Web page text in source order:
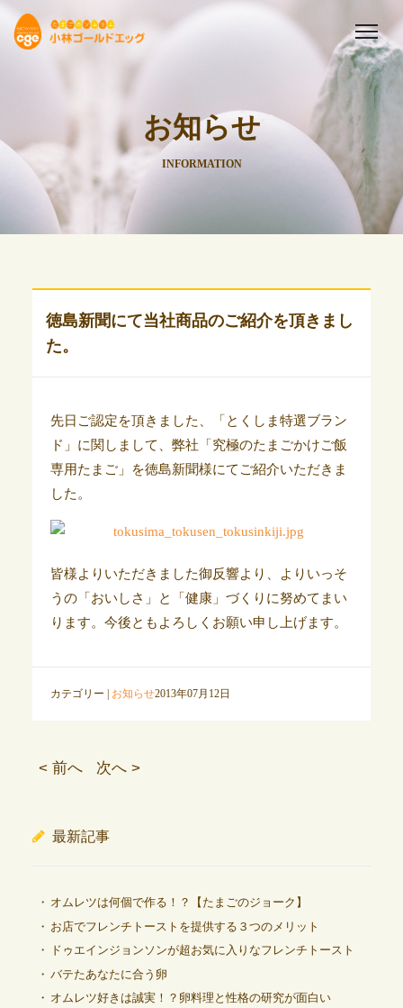
お知らせ
INFORMATION
徳島新聞にて当社商品のご紹介を頂きまし
た。
先日ご認定を頂きました、「とくしま特選ブラン
ド」に関しまして、弊社「究極のたまごかけご飯
専用たまご」を徳島新聞様にてご紹介いただきま
した。
皆様よりいただきました御反響より、よりいっそ
うの「おいしさ」と「健康」づくりに努めてまい
ります。今後ともよろしくお願い申し上げます。
カテゴリー | お知らせ2013年07月12日
< 前へ 次へ >
最新記事
オムレツは何個で作る！？【たまごのジョーク】
お店でフレンチトーストを提供する３つのメリット
ドゥエインジョンソンが超お気に入りなフレンチトースト
バテたあなたに合う卵
オムレツ好きは誠実！？卵料理と性格の研究が面白い